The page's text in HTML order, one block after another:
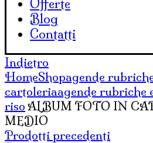
Offerte
Blog
Contatti
Indietro
HomeShopagende
cartoleriaagende rubriche
riso ALBUM FOTO IN
MEDIO
Prodotti precedenti